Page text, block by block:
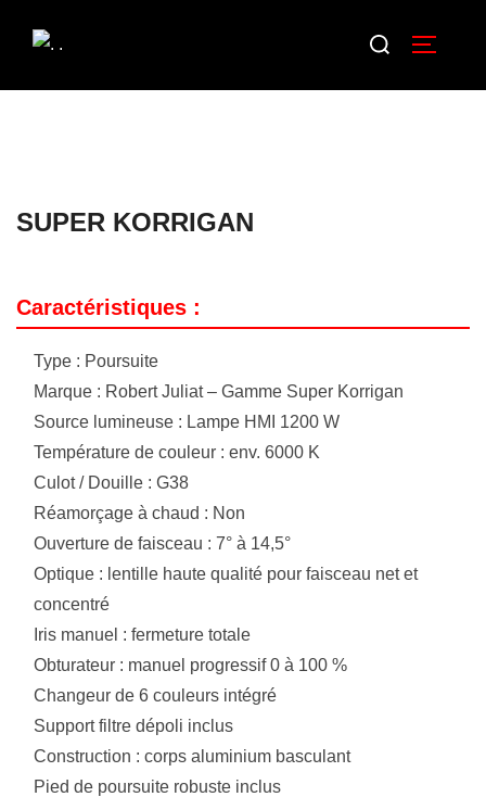
SUPER KORRIGAN
Caractéristiques :
Type : Poursuite
Marque : Robert Juliat – Gamme Super Korrigan
Source lumineuse : Lampe HMI 1200 W
Température de couleur : env. 6000 K
Culot / Douille : G38
Réamorçage à chaud : Non
Ouverture de faisceau : 7° à 14,5°
Optique : lentille haute qualité pour faisceau net et
concentré
Iris manuel : fermeture totale
Obturateur : manuel progressif 0 à 100 %
Changeur de 6 couleurs intégré
Support filtre dépoli inclus
Construction : corps aluminium basculant
Pied de poursuite robuste inclus